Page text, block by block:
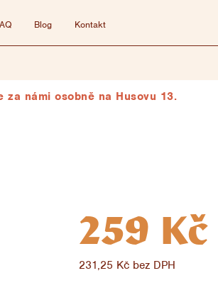
Blog Kontakt
za námi osobně na Husovu 13.
259 Kč
231,25 Kč bez DPH